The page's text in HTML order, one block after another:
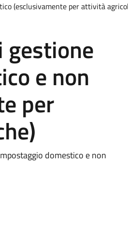
(esclusivamente per attività
gestione
e non
per
domestico e non